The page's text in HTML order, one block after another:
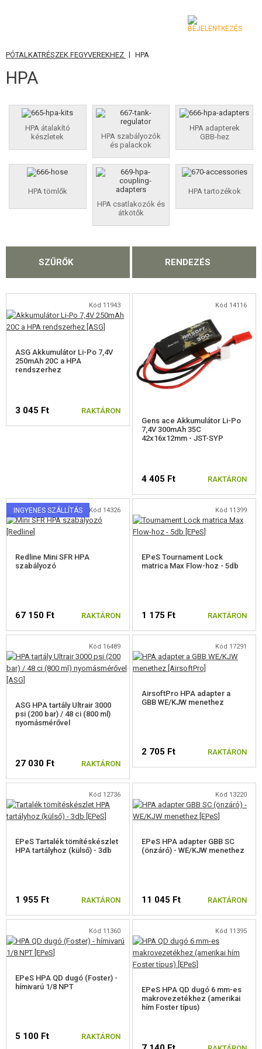
KATEGÓRIA
AIRSOFT FEGYVEREK
LÉGFEGYVEREK, CSÚZLIK
GRÁNÁTVETŐK, GRÁNÁTOK
LÖVEDÉK, GÁZ
AKKUMULÁTOROK, TÖLTŐK
ÁLCÁZÁS, FESTÉK, SZALAG
RÁDIÓS, FEJHALLGATÓ, KAMERÁK
KIEGÉSZÍTŐK, HORDSZÍJAK
PÓTALKATRÉSZEK FEGYVEREKHEZ
ELEKTROMOS FEGYVEREKHEZ - KÜLSŐ
HPA ÁTALAKÍTÓ KÉSZLETEK
HPA ADAPTEREK GBB-HEZ
HPA CSATLAKOZÓK ÉS ÁTKÖTŐK
HPA TARTOZÉKOK
FEGYVER JAVÍTÁS ÉS KARBANTARTÁS
ÖNVÉDELMI FELSZERELÉSEK, KÉPZÉS, KÉSEK
CÉLOK, LŐLAP
ÉLELMISZER
ÉPÍTŐKÉSZLETEK, MODELLEK
REKLÁM TÁRGYAK
SÉRÜLT, HASZNÁLT ÁRUK
ELÉRHETŐSÉG
PÓTALKATRÉSZEK FEGYVEREKHEZ | HPA
HPA
HPA átalakító
készletek
HPA szabályozók
és palackok
HPA adapterek
GBB-hez
HPA tömlők
HPA csatlakozók és
átkötők
HPA tartozékok
SZŰRŐK RENDEZÉS
Kód 11943
ASG Akkumulátor Li-Po 7,4V
250mAh 20C a HPA
rendszerhez
3 045 Ft RAKTÁRON
Kód 14116
Gens ace Akkumulátor Li-Po
7,4V 300mAh 35C
42x16x12mm - JST-SYP
4 405 Ft RAKTÁRON
INGYENES SZÁLLÍTÁS Kód 14326
Redline Mini SFR HPA
szabályozó
67 150 Ft RAKTÁRON
Kód 11399
EPeS Tournament Lock
matrica Max Flow-hoz - 5db
1 175 Ft RAKTÁRON
Kód 16489
ASG HPA tartály Ultrair 3000
psi (200 bar) / 48 ci (800 ml)
nyomásmérővel
27 030 Ft RAKTÁRON
Kód 17291
AirsoftPro HPA adapter a
GBB WE/KJW menethez
2 705 Ft RAKTÁRON
Kód 12736
EPeS Tartalék tömítéskészlet
HPA tartályhoz (külső) - 3db
1 955 Ft RAKTÁRON
Kód 13220
EPeS HPA adapter GBB SC
(önzáró) - WE/KJW menethez
11 045 Ft RAKTÁRON
Kód 11360
EPeS HPA QD dugó (Foster) -
hímivarú 1/8 NPT
5 100 Ft RAKTÁRON
Kód 11395
EPeS HPA QD dugó 6 mm-es
makrovezetékhez (amerikai
hím Foster típus)